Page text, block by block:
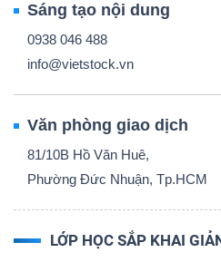
Sáng tạo nội dung
0938 046 488
info@vietstock.vn
Văn phòng giao dịch
81/10B Hồ Văn Huê,
Phường Đức Nhuận, Tp.HCM
LỚP HỌC SẮP KHAI